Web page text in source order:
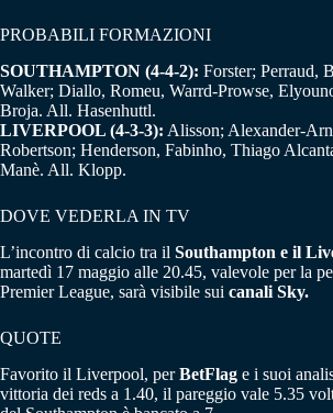
PROBABILI FORMAZIONI
SOUTHAMPTON (4-4-2): Forster; Perraud,
Walker; Diallo, Romeu, Warrd-Prowse,
Broja. All. Hasenhuttl.
LIVERPOOL (4-3-3): Alisson; Alexander-
Robertson; Henderson, Fabinho, Thiago
Manè. All. Klopp.
DOVE VEDERLA IN TV
L’incontro di calcio tra il Southampton e il
martedì 17 maggio alle 20.45, valevole per la
Premier League, sarà visibile sui canali Sky.
QUOTE
Favorito il Liverpool, perBetFlag e i suoi
vittoria dei reds a 1.40, il pareggio vale 5.35